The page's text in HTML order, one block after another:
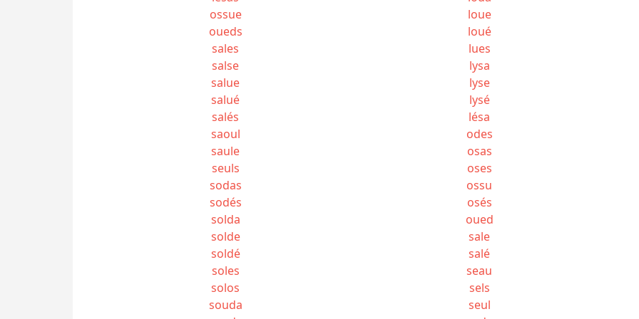
ossue
oueds
sales
salse
salue
salué
salés
saoul
saule
seuls
sodas
sodés
solda
solde
soldé
soles
solos
souda
loue
loué
lues
lysa
lyse
lysé
lésa
odes
osas
oses
ossu
osés
oued
sale
salé
seau
sels
seul